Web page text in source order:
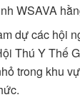
WSAVA
dự các hội
Thú Y Thế
trong khu